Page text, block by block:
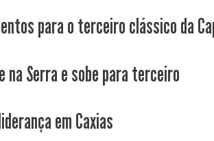
para o terceiro clássico da
na Serra e sobe para terceiro
em Caxias